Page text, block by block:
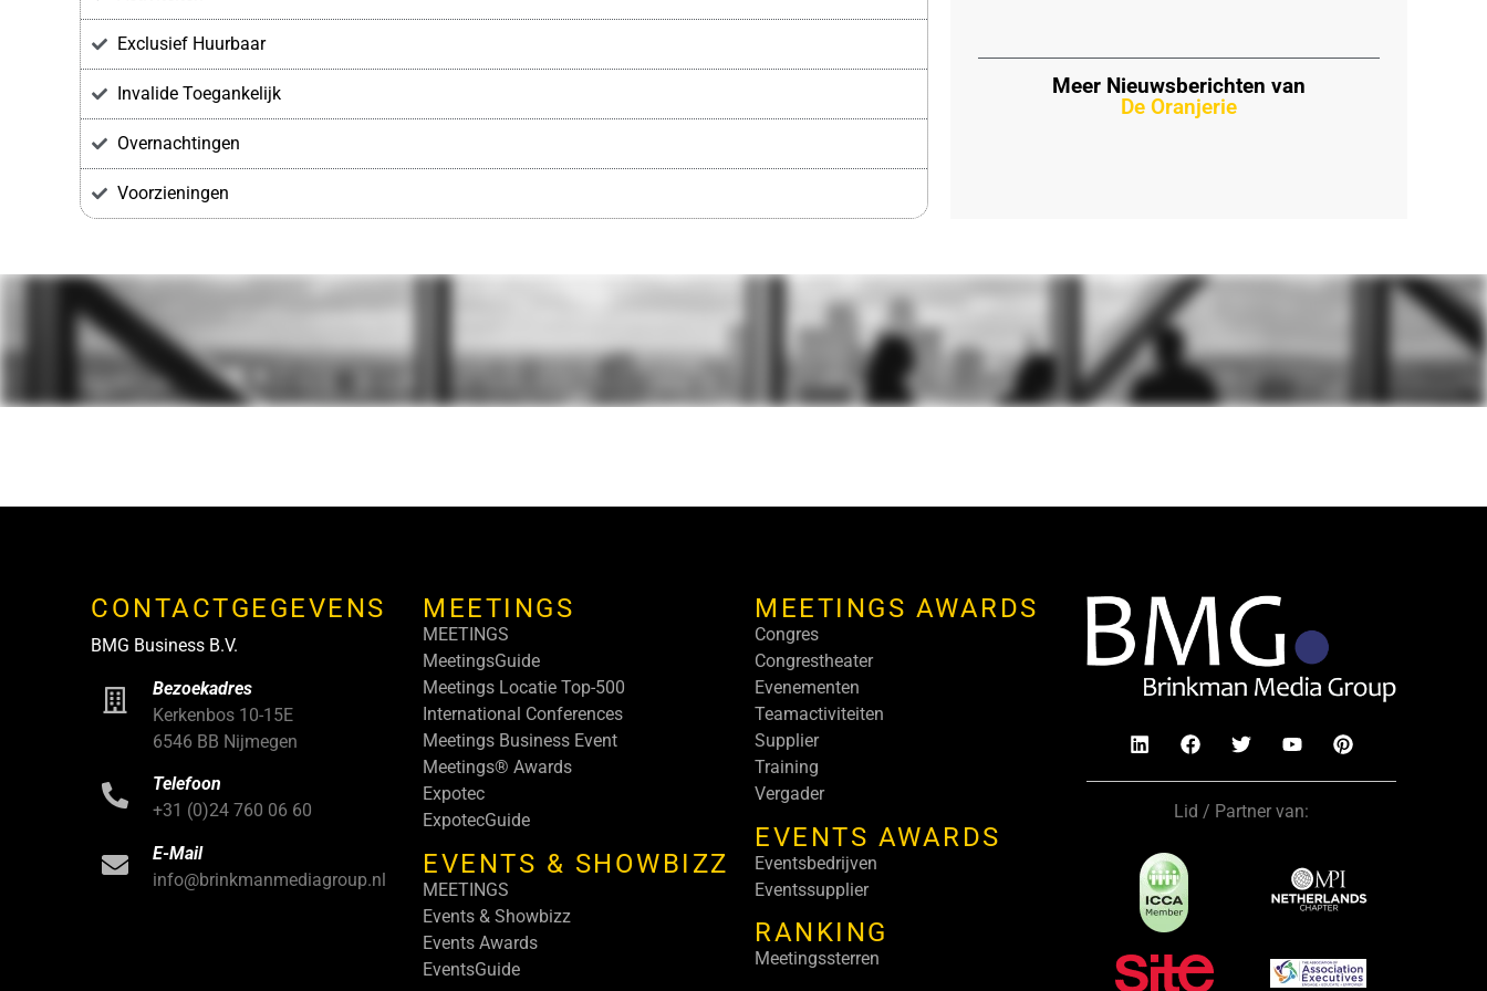
Exclusief Huurbaar
Invalide Toegankelijk
Overnachtingen
Voorzieningen
Meer Nieuwsberichten van
De Oranjerie
CONTACTGEGEVENS
BMG Business B.V.
Bezoekadres
Kerkenbos 10-15E
6546 BB Nijmegen
Telefoon
+31 (0)24 760 06 60
E-Mail
info@brinkmanmediagroup.nl
MEETINGS
MEETINGS
MeetingsGuide
Meetings Locatie Top-500
International Conferences
Meetings Business Event
Meetings® Awards
Expotec
ExpotecGuide
EVENTS & SHOWBIZZ
MEETINGS
Events & Showbizz
Events Awards
EventsGuide
MEETINGS AWARDS
Congres
Congrestheater
Evenementen
Teamactiviteiten
Supplier
Training
Vergader
EVENTS AWARDS
Eventsbedrijven
Eventssupplier
RANKING
Meetingssterren
Lid / Partner van: